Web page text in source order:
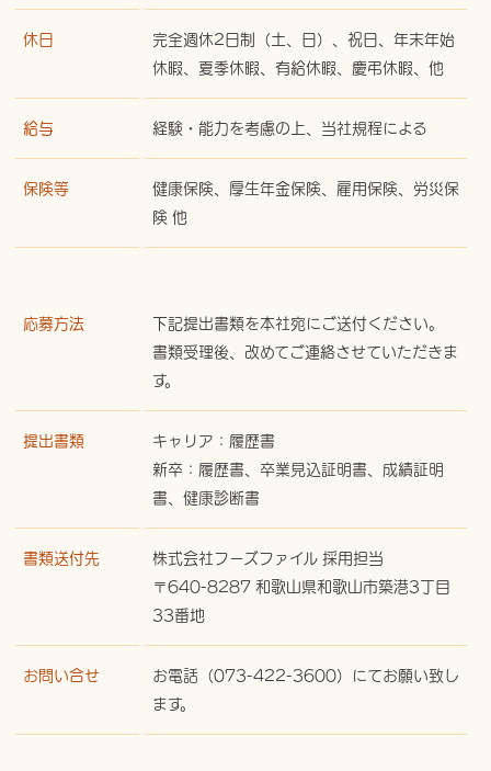
休日
完全週休2日制（土、日）、祝日、年末年始
休暇、夏季休暇、有給休暇、慶弔休暇、他
給与 経験・能力を考慮の上、当社規程による
保険等
健康保険、厚生年金保険、雇用保険、労災保
険 他
応募方法
下記提出書類を本社宛にご送付ください。
書類受理後、改めてご連絡させていただきま
す。
提出書類
キャリア：履歴書
新卒：履歴書、卒業見込証明書、成績証明
書、健康診断書
書類送付先
株式会社フーズファイル 採用担当
〒640-8287 和歌山県和歌山市築港3丁目
33番地
お問い合せ
お電話（073-422-3600）にてお願い致し
ます。